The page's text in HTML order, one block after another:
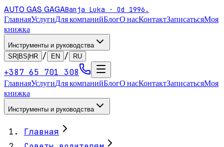
AUTO GAS GAGABanja Luka · Od 1996.
ГлавнаяУслугиДля компанийБлогО насКонтактЗаписатьсяМоя
книжка
Инструменты и руководства
SR|BS|HR
/ EN / RU
+387 65 701 308
ГлавнаяУслугиДля компанийБлогО насКонтактЗаписатьсяМоя
книжка
Инструменты и руководства
Главная